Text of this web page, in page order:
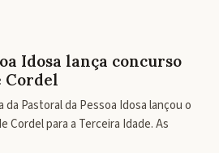
Idosa lança concurso
Cordel
Pastoral da Pessoa Idosa lançou o
Cordel para a Terceira Idade. As